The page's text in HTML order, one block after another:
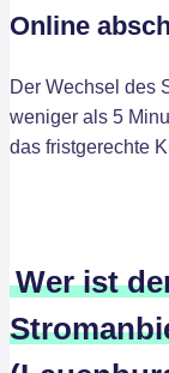
Online
Der Wechsel des
weniger als 5
das fristgerechte
Wer ist